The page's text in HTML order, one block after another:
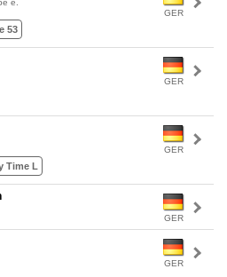
GER
e.
53
GER
GER
Time L
GER
GER